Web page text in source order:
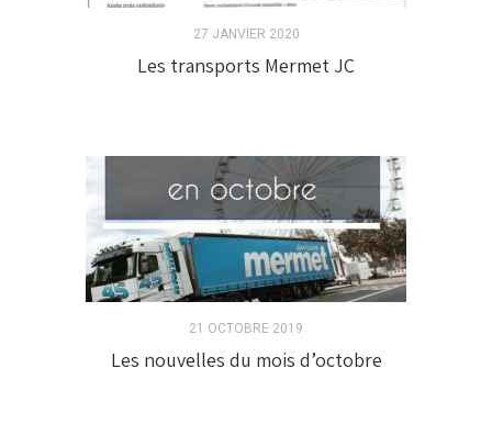
27 JANVIER 2020
Les transports Mermet JC
21 OCTOBRE 2019
Les nouvelles du mois d’octobre